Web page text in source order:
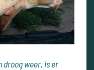
droog weer, is er